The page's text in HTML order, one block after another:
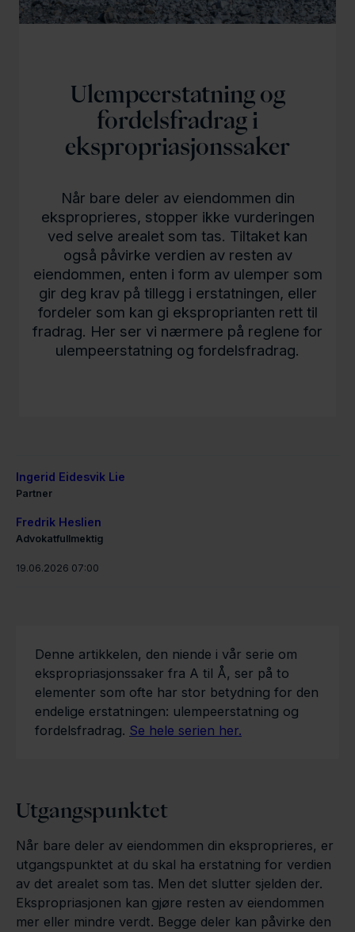
Ulempeerstatning og
fordelsfradrag i
ekspropriasjonssaker
Når bare deler av eiendommen din
eksproprieres, stopper ikke vurderingen
ved selve arealet som tas. Tiltaket kan
også påvirke verdien av resten av
eiendommen, enten i form av ulemper som
gir deg krav på tillegg i erstatningen, eller
fordeler som kan gi eksproprianten rett til
fradrag. Her ser vi nærmere på reglene for
ulempeerstatning og fordelsfradrag.
Ingerid Eidesvik Lie
Partner
Fredrik Heslien
Advokatfullmektig
19.06.2026 07:00
Denne artikkelen, den niende i vår serie om
ekspropriasjonssaker fra A til Å, ser på to
elementer som ofte har stor betydning for den
endelige erstatningen: ulempeerstatning og
fordelsfradrag. Se hele serien her.
Utgangspunktet
Når bare deler av eiendommen din eksproprieres, er
utgangspunktet at du skal ha erstatning for verdien
av det arealet som tas. Men det slutter sjelden der.
Ekspropriasjonen kan gjøre resten av eiendommen
mer eller mindre verdt. Begge deler kan påvirke den